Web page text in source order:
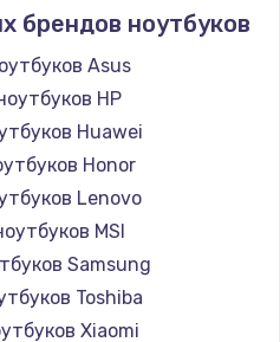
брендов ноутбуков
Asus
HP
Huawei
Honor
Lenovo
MSI
Samsung
Toshiba
Xiaomi